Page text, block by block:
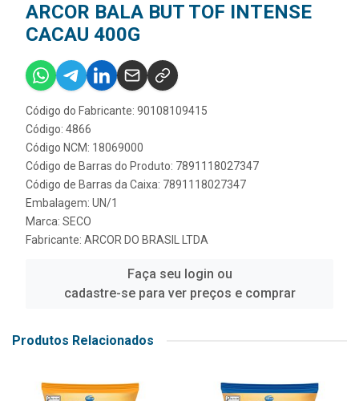
ARCOR BALA BUT TOF INTENSE
CACAU 400G
Código do Fabricante: 90108109415
Código: 4866
Código NCM: 18069000
Código de Barras do Produto: 7891118027347
Código de Barras da Caixa: 7891118027347
Embalagem: UN/1
Marca: SECO
Fabricante: ARCOR DO BRASIL LTDA
Faça seu login ou
cadastre-se para ver preços e comprar
Produtos Relacionados